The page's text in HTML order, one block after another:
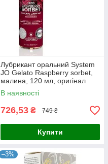
Лубрикант оральний System
JO Gelato Raspberry sorbet,
малина, 120 мл, оригінал
США
В наявності
726,53 ₴ 749 ₴
Купити
–3%